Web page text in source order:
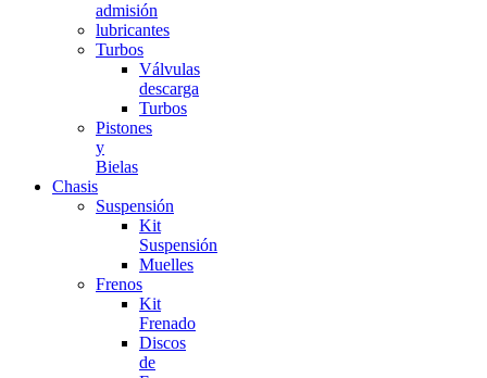
admisión
lubricantes
Turbos
Válvulas
descarga
Turbos
Pistones
y
Bielas
Chasis
Suspensión
Kit
Suspensión
Muelles
Frenos
Kit
Frenado
Discos
de